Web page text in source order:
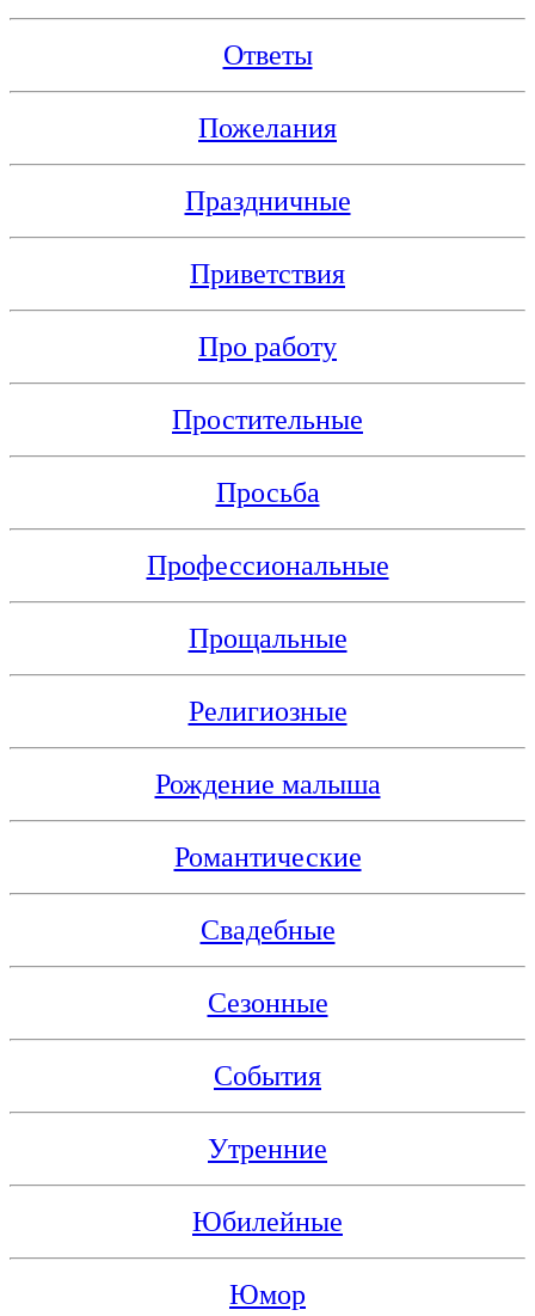
Ответы
Пожелания
Праздничные
Приветствия
Про работу
Простительные
Просьба
Профессиональные
Прощальные
Религиозные
Рождение малыша
Романтические
Свадебные
Сезонные
События
Утренние
Юбилейные
Юмор